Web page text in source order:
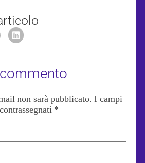
non sarà pubblicato. I campi
*